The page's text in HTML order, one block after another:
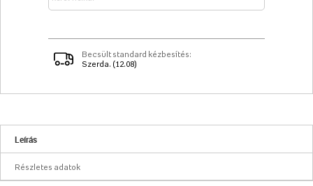
Becsült standard kézbesítés:
Szerda. (12.08)
Leírás
Részletes adatok